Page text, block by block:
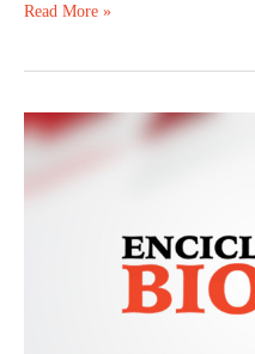
Read More »
Vacunas
COVID-